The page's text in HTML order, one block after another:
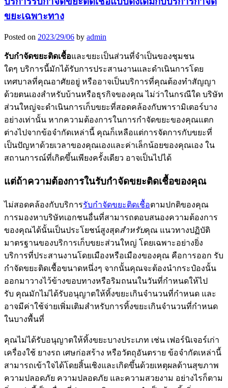
ขยะเฉพาะทาง
Posted on 2023/29/06 by admin
รับกำจัดขยะติดเชื้อและขยะเป็นส่วนที่จำเป็นของชุมชน
ใดๆ บริการนี้มักได้รับการประสานงานและดำเนินการโดย
เทศบาลที่คุณอาศัยอยู่ หรืออาจเป็นบริการที่คุณต้องทำสัญญา
ด้วยตนเองสำหรับบ้านหรือธุรกิจของคุณ ไม่ว่าในกรณีใด บริษัท
ส่วนใหญ่จะดำเนินการเก็บขยะที่สอดคล้องกับพารามิเตอร์บาง
อย่างเท่านั้น หากความต้องการในการกำจัดขยะของคุณแตก
ต่างไปจากข้อจำกัดเหล่านี้ คุณก็เหลือแต่การจัดการกับขยะที่
เป็นปัญหาด้วยเวลาของคุณเองและค่าเล็กน้อยของคุณเอง ใน
สถานการณ์ที่เกิดขึ้นเพียงครั้งเดียว อาจเป็นไปได้
แต่ถ้าความต้องการในรับกำจัดขยะติดเชื้อของคุณ
ไม่สอดคล้องกับบริการรับกำจัดขยะติดเชื้อตามปกติของคุณ
การมองหาบริษัทเอกชนอื่นที่สามารถตอบสนองความต้องการ
ของคุณได้นั้นเป็นประโยชน์สูงสุดสำหรับคุณ แนวทางปฏิบัติ
มาตรฐานของบริการเก็บขยะส่วนใหญ่ โดยเฉพาะอย่างยิ่ง
บริการที่ประสานงานโดยเมืองหรือเมืองของคุณ คือการออก รับ
กำจัดขยะติดเชื้อขนาดหนึ่งๆ จากนั้นคุณจะต้องนำกระป๋องนั้น
ออกมาวางไว้ข้างขอบทางหรือริมถนนในวันที่กำหนดให้ไป
รับ คุณมักไม่ได้รับอนุญาตให้ทิ้งขยะเกินจำนวนที่กำหนด และ
อาจมีค่าใช้จ่ายเพิ่มเติมสำหรับการทิ้งขยะเกินจำนวนที่กำหนด
ในบางพื้นที่
คุณไม่ได้รับอนุญาตให้ทิ้งขยะบางประเภท เช่น เฟอร์นิเจอร์เก่า
เครื่องใช้ ยางรถ เศษก่อสร้าง หรือวัตถุอันตราย ข้อจำกัดเหล่านี้
สามารถเข้าใจได้โดยสิ้นเชิงและเกิดขึ้นด้วยเหตุผลด้านสุขภาพ
ความปลอดภัย ความปลอดภัย และความสวยงาม อย่างไรก็ตาม